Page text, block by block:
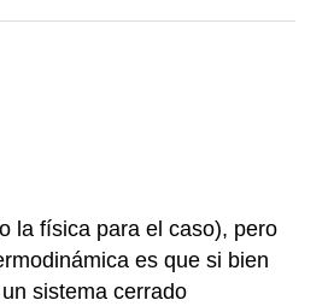
la física para el caso), pero
es que si bien
sistema cerrado